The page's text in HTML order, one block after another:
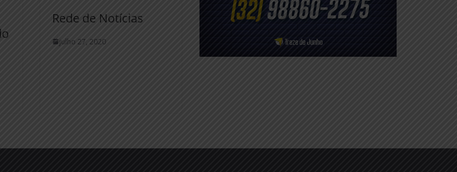
Rede de Notícias
julho 27, 2020